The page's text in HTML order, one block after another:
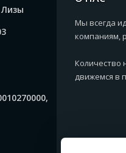
Лизы
Мы всегда
компаниям,
Количество
движемся в